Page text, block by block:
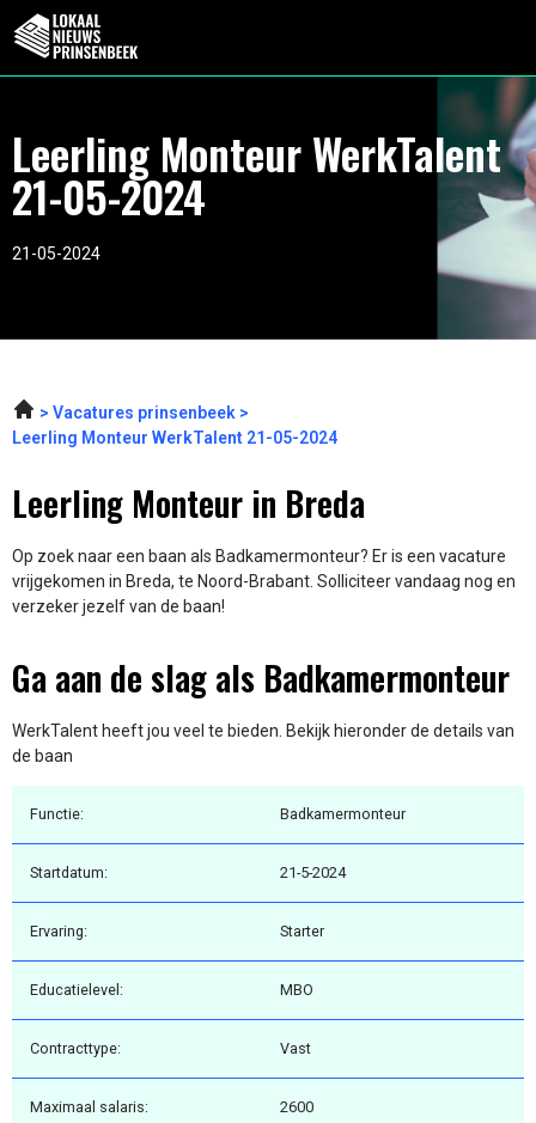
Leerling Monteur WerkTalent
21-05-2024
21-05-2024
Vacatures prinsenbeek
Leerling Monteur WerkTalent 21-05-2024
Leerling Monteur in Breda
Op zoek naar een baan als Badkamermonteur? Er is een vacature
vrijgekomen in Breda, te Noord-Brabant. Solliciteer vandaag nog en
verzeker jezelf van de baan!
Ga aan de slag als Badkamermonteur
WerkTalent heeft jou veel te bieden. Bekijk hieronder de details van
de baan
Functie: Badkamermonteur
Startdatum: 21-5-2024
Ervaring: Starter
Educatielevel: MBO
Contracttype: Vast
Maximaal salaris: 2600